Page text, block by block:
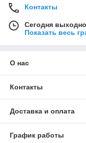
Контакты
Сегодня
Показать весь
О нас
Контакты
Доставка и оплата
График работы